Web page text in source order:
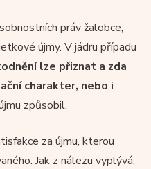
práv žalobce,
újmy. V jádru případu
lze přiznat a zda
charakter, nebo i
způsobil.
za újmu, kterou
Jak z nálezu vyplývá,